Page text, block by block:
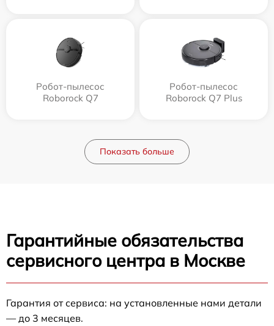
Робот-пылесос
Roborock Q7
Робот-пылесос
Roborock Q7 Plus
Показать больше
Гарантийные обязательства
сервисного центра в Москве
Гарантия от сервиса: на установленные нами детали
— до 3 месяцев.